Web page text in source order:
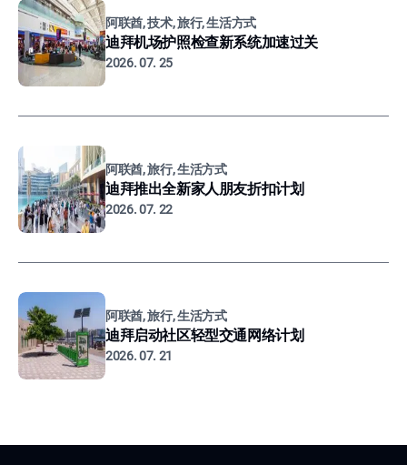
阿联酋, 技术, 旅行, 生活方式
迪拜机场护照检查新系统加速过关
2026. 07. 25
阿联酋, 旅行, 生活方式
迪拜推出全新家人朋友折扣计划
2026. 07. 22
阿联酋, 旅行, 生活方式
迪拜启动社区轻型交通网络计划
2026. 07. 21